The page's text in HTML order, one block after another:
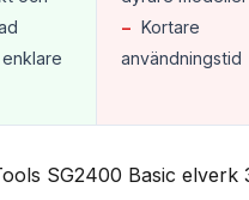
− Kortare
användningstid